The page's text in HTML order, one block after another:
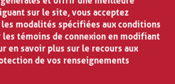
sur le site, vous acceptez
modalités spécifiées aux conditions
témoins de connexion en modifiant
en savoir plus sur le recours aux
de vos renseignements